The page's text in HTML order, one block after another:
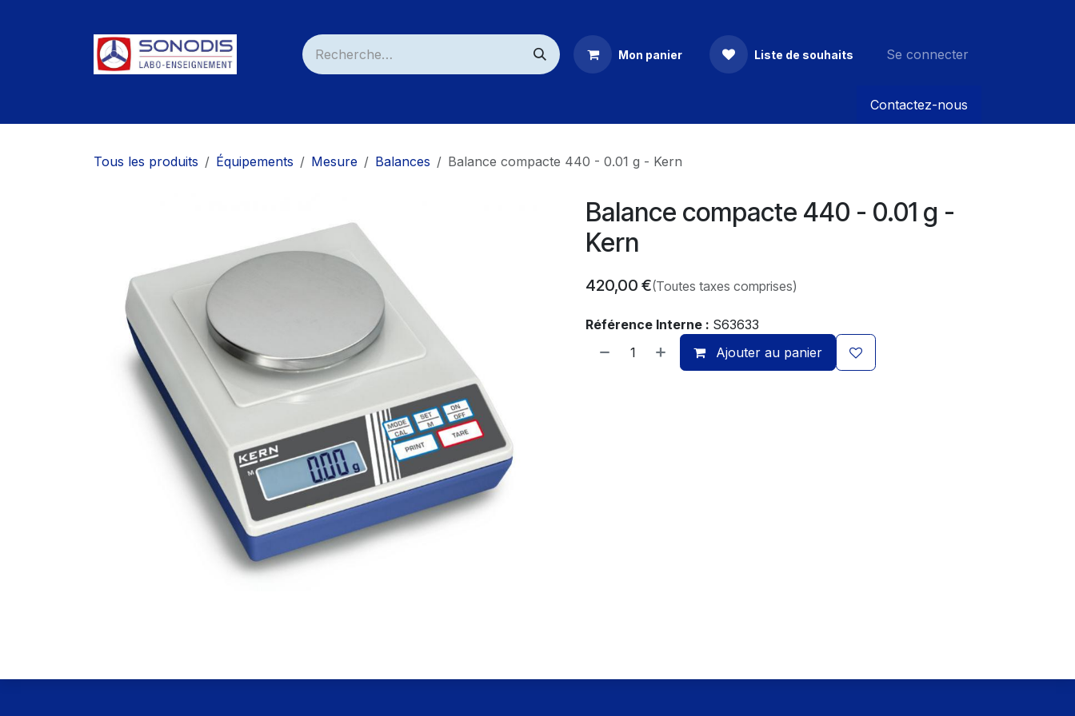
Mon panier Liste de souhaits Se connecter
Contactez-nous
Tous les produits Équipements Mesure Balances Balance compacte 440 - 0.01 g - Kern
Balance compacte 440 - 0.01 g -
Kern
420,00 €(Toutes taxes comprises)
Référence Interne : S63633
Ajouter au panier